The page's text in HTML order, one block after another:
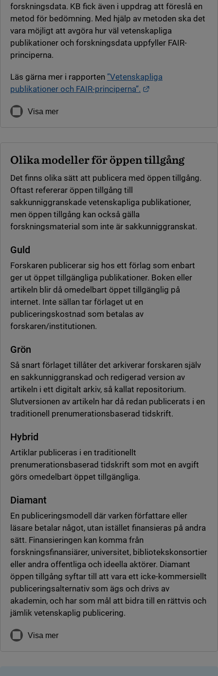
forskningsdata. KB fick även i uppdrag att föreslå en
metod för bedömning. Med hjälp av metoden ska det
vara möjligt att avgöra hur väl vetenskapliga
publikationer och forskningsdata uppfyller FAIR-
principerna.
Läs gärna mer i rapporten ”Vetenskapliga
publikationer och FAIR-principerna”.
Visa mer
Olika modeller för öppen tillgång
Det finns olika sätt att publicera med öppen tillgång.
Oftast refererar öppen tillgång till
sakkunniggranskade vetenskapliga publikationer,
men öppen tillgång kan också gälla
forskningsmaterial som inte är sakkunniggranskat.
Guld
Forskaren publicerar sig hos ett förlag som enbart
ger ut öppet tillgängliga publikationer. Boken eller
artikeln blir då omedelbart öppet tillgänglig på
internet. Inte sällan tar förlaget ut en
publiceringskostnad som betalas av
forskaren/institutionen.
Grön
Så snart förlaget tillåter det arkiverar forskaren själv
en sakkunniggranskad och redigerad version av
artikeln i ett digitalt arkiv, så kallat repositorium.
Slutversionen av artikeln har då redan publicerats i en
traditionell prenumerationsbaserad tidskrift.
Hybrid
Artiklar publiceras i en traditionellt
prenumerationsbaserad tidskrift som mot en avgift
görs omedelbart öppet tillgängliga.
Diamant
En publiceringsmodell där varken författare eller
läsare betalar något, utan istället finansieras på andra
sätt. Finansieringen kan komma från
forskningsfinansiärer, universitet, bibliotekskonsortier
eller andra offentliga och ideella aktörer. Diamant
öppen tillgång syftar till att vara ett icke-kommersiellt
publiceringsalternativ som ägs och drivs av
akademin, och har som mål att bidra till en rättvis och
jämlik vetenskaplig publicering.
Visa mer